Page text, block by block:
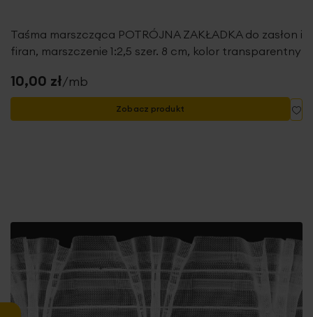
Taśma marszcząca POTRÓJNA ZAKŁADKA do zasłon i
firan, marszczenie 1:2,5 szer. 8 cm, kolor transparentny
10,00 zł/mb
Zobacz produkt